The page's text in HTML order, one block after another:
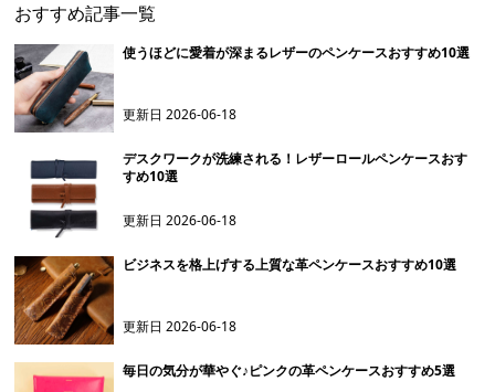
おすすめ記事一覧
使うほどに愛着が深まるレザーのペンケースおすすめ10選
更新日2026-06-18
デスクワークが洗練される！レザーロールペンケースおす
すめ10選
更新日2026-06-18
ビジネスを格上げする上質な革ペンケースおすすめ10選
更新日2026-06-18
毎日の気分が華やぐ♪ピンクの革ペンケースおすすめ5選